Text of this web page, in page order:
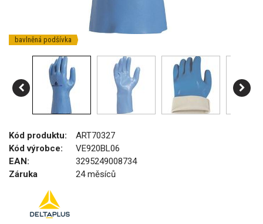
bavlněná podšívka
Kód produktu:
ART70327
Kód výrobce:
VE920BL06
EAN:
3295249008734
Záruka
24 měsíců